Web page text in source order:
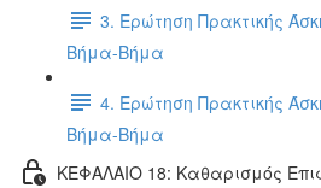
3. Ερώτηση Πρακτικής
Βήμα-Βήμα
4. Ερώτηση Πρακτικής
Βήμα-Βήμα
ΚΕΦΑΛΑΙΟ 18: Καθαρισμός